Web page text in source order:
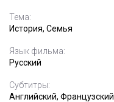
Тема:
История, Семья
Язык фильма:
Русский
Субтитры:
Английский, Французский